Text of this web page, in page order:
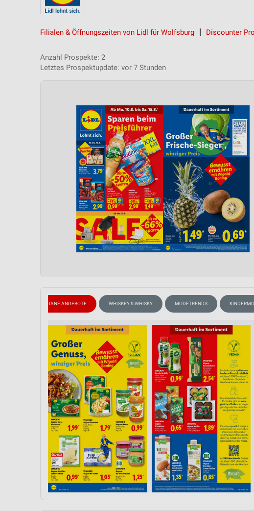
Filialen & Öffnungszeiten von Lidl für Wolfsburg Discounter
Anzahl Prospekte: 2
Letztes Prospektupdate: vor 7 Stunden
VEGANE ANGEBOTE WHISKEY & WHISKY MODETRENDS